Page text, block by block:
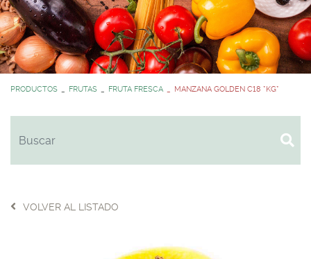
PRODUCTOS FRUTAS FRUTA FRESCA MANZANA GOLDEN C18 *KG*
VOLVER AL LISTADO